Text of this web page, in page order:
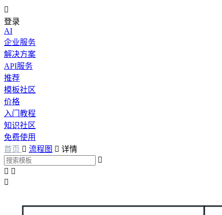

登录
AI
企业服务
解决方案
API服务
推荐
模板社区
价格
入门教程
知识社区
免费使用
首页  流程图  详情

 
